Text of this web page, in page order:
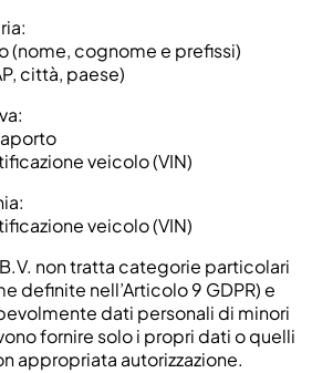
(nome, cognome e prefissi)
città, paese)
veicolo (VIN)
veicolo (VIN)
non tratta categorie particolari
definite nell’Articolo 9 GDPR) e
dati personali di minori
fornire solo i propri dati o quelli
appropriata autorizzazione.